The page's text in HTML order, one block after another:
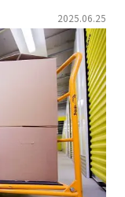
2025.06.25